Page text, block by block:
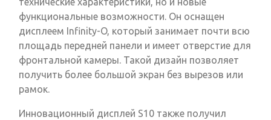
функциональные возможности. Он оснащен
дисплеем Infinity-O, который занимает почти всю
площадь передней панели и имеет отверстие для
фронтальной камеры. Такой дизайн позволяет
получить более большой экран без вырезов или
рамок.
Инновационный дисплей S10 также получил